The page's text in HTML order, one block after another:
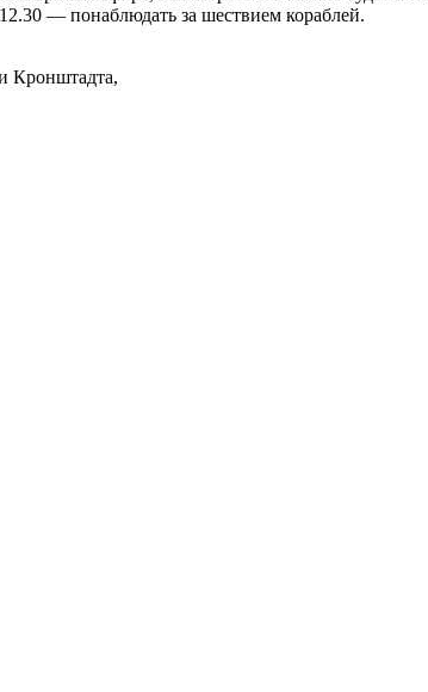
— понаблюдать за шествием кораблей.
Кронштадта,